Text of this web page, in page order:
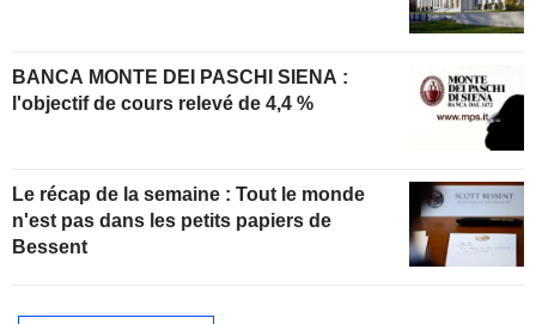
BANCA MONTE DEI PASCHI SIENA :
l'objectif de cours relevé de 4,4 %
Le récap de la semaine : Tout le monde
n'est pas dans les petits papiers de
Bessent